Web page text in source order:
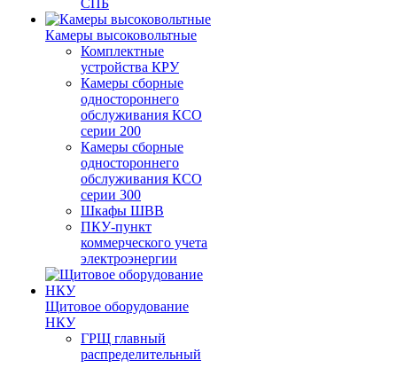
СПБ
Камеры высоковольтные
Комплектные
устройства КРУ
Камеры сборные
одностороннего
обслуживания КСО
серии 200
Камеры сборные
одностороннего
обслуживания КСО
серии 300
Шкафы ШВВ
ПКУ-пункт
коммерческого учета
электроэнергии
Щитовое оборудование
НКУ
ГРЩ главный
распределительный